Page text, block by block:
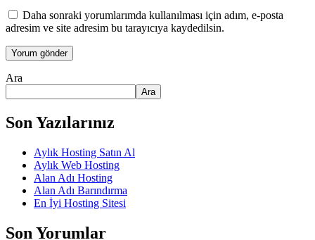
Daha sonraki yorumlarımda kullanılması için adım, e-posta
adresim ve site adresim bu tarayıcıya kaydedilsin.
Ara
Ara
Son Yazılarınız
Aylık Hosting Satın Al
Aylık Web Hosting
Alan Adı Hosting
Alan Adı Barındırma
En İyi Hosting Sitesi
Son Yorumlar